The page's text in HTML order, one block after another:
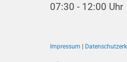
07:30 - 12:00 Uhr
Impressum |